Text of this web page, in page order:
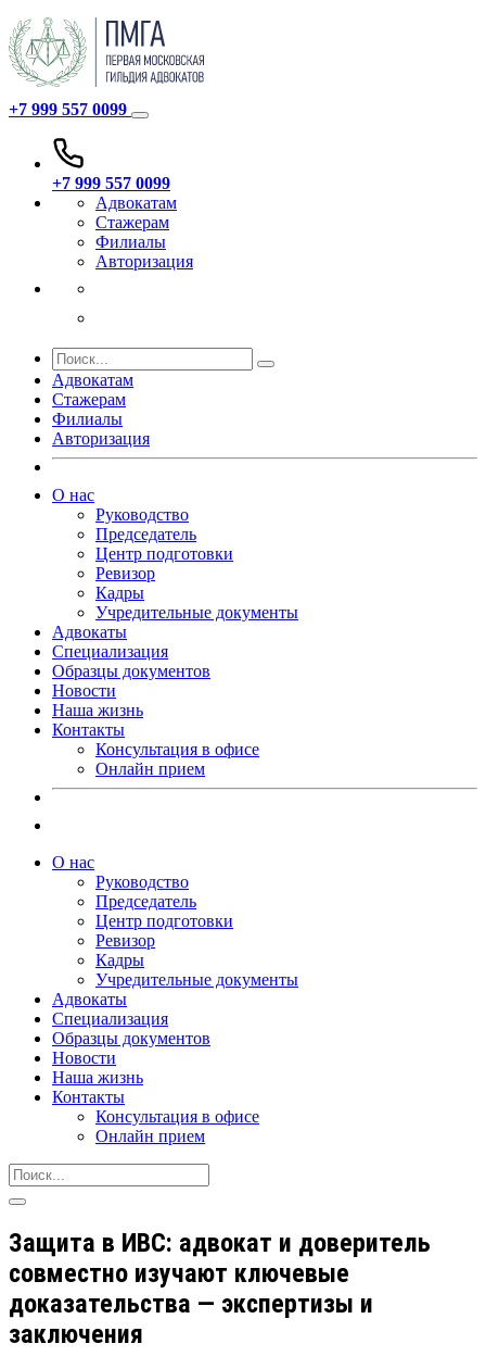
+7 999 557 0099
+7 999 557 0099
Адвокатам
Стажерам
Филиалы
Авторизация
Адвокатам
Стажерам
Филиалы
Авторизация
О нас
Руководство
Председатель
Центр подготовки
Ревизор
Кадры
Учредительные документы
Адвокаты
Специализация
Образцы документов
Новости
Наша жизнь
Контакты
Консультация в офисе
Онлайн прием
О нас
Руководство
Председатель
Центр подготовки
Ревизор
Кадры
Учредительные документы
Адвокаты
Специализация
Образцы документов
Новости
Наша жизнь
Контакты
Консультация в офисе
Онлайн прием
Защита в ИВС: адвокат и доверитель
совместно изучают ключевые
доказательства — экспертизы и
заключения